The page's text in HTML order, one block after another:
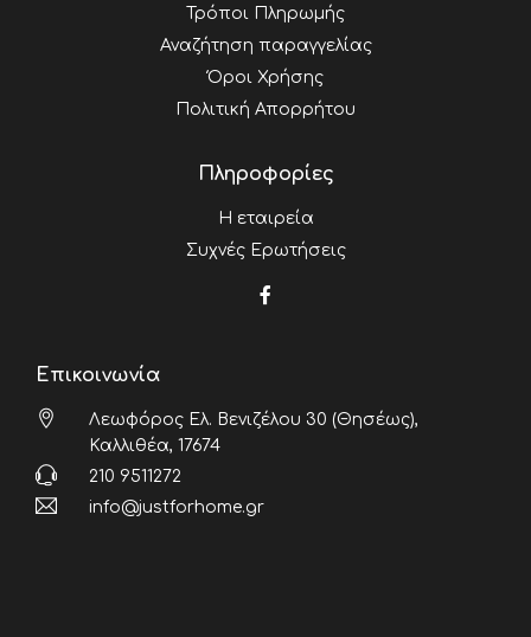
Τρόποι Πληρωμής
Αναζήτηση παραγγελίας
Όροι Χρήσης
Πολιτική Απορρήτου
Πληροφορίες
Η εταιρεία
Συχνές Ερωτήσεις
Επικοινωνία
Λεωφόρος Ελ. Βενιζέλου 30 (Θησέως),
Καλλιθέα, 17674
210 9511272
info@justforhome.gr